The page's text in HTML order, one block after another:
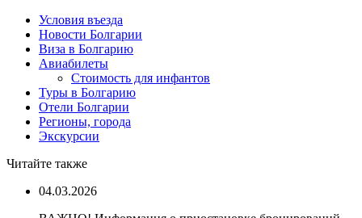
Условия въезда
Новости Болгарии
Виза в Болгарию
Авиабилеты
Стоимость для инфантов
Туры в Болгарию
Отели Болгарии
Регионы, города
Экскурсии
Читайте также
04.03.2026